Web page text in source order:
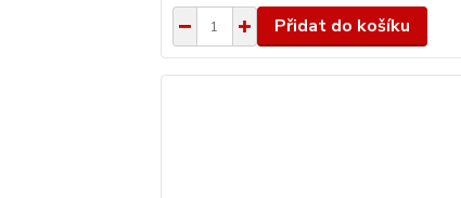
Přidat do košíku